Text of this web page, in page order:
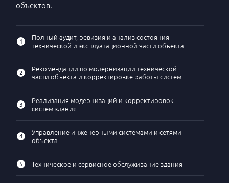
объектов.
1
Полный аудит, ревизия и анализ состояния
технической и эксплуатационной части объекта
2
Рекомендации по модернизации технической
части объекта и корректировке работы систем
3
Реализация модернизаций и корректировок
систем здания
4
Управление инженерными системами и сетями
объекта
5 Техническое и сервисное обслуживание здания